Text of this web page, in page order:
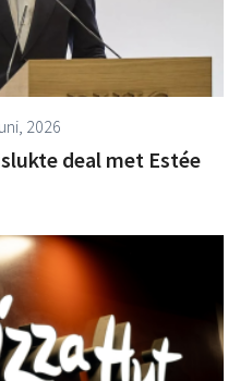
2026
deal met Estée